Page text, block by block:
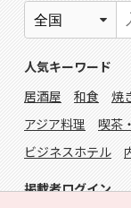
人気キーワード
居酒屋
和食 焼
アジア料理
喫茶
ビジネスホテル
掲載者ログイン